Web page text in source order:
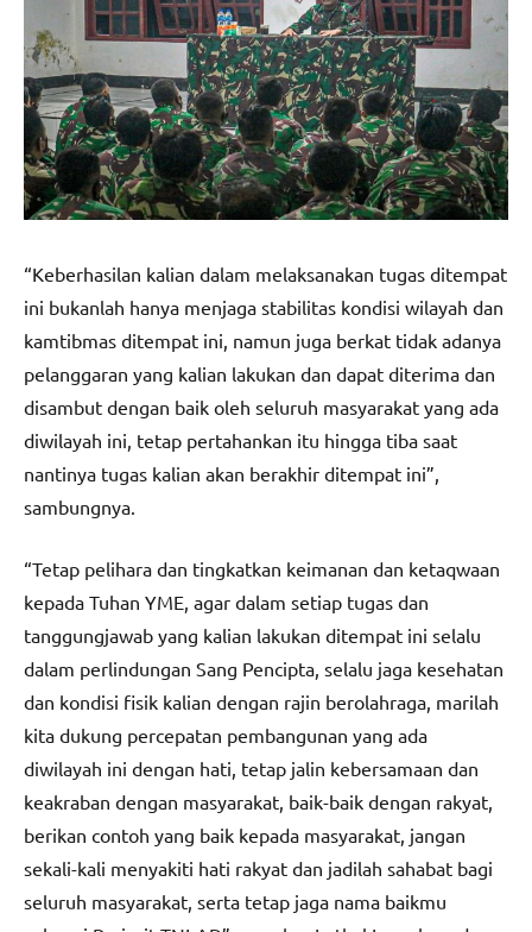
“Keberhasilan kalian dalam melaksanakan tugas ditempat
ini bukanlah hanya menjaga stabilitas kondisi wilayah dan
kamtibmas ditempat ini, namun juga berkat tidak adanya
pelanggaran yang kalian lakukan dan dapat diterima dan
disambut dengan baik oleh seluruh masyarakat yang ada
diwilayah ini, tetap pertahankan itu hingga tiba saat
nantinya tugas kalian akan berakhir ditempat ini”,
sambungnya.
“Tetap pelihara dan tingkatkan keimanan dan ketaqwaan
kepada Tuhan YME, agar dalam setiap tugas dan
tanggungjawab yang kalian lakukan ditempat ini selalu
dalam perlindungan Sang Pencipta, selalu jaga kesehatan
dan kondisi fisik kalian dengan rajin berolahraga, marilah
kita dukung percepatan pembangunan yang ada
diwilayah ini dengan hati, tetap jalin kebersamaan dan
keakraban dengan masyarakat, baik-baik dengan rakyat,
berikan contoh yang baik kepada masyarakat, jangan
sekali-kali menyakiti hati rakyat dan jadilah sahabat bagi
seluruh masyarakat, serta tetap jaga nama baikmu